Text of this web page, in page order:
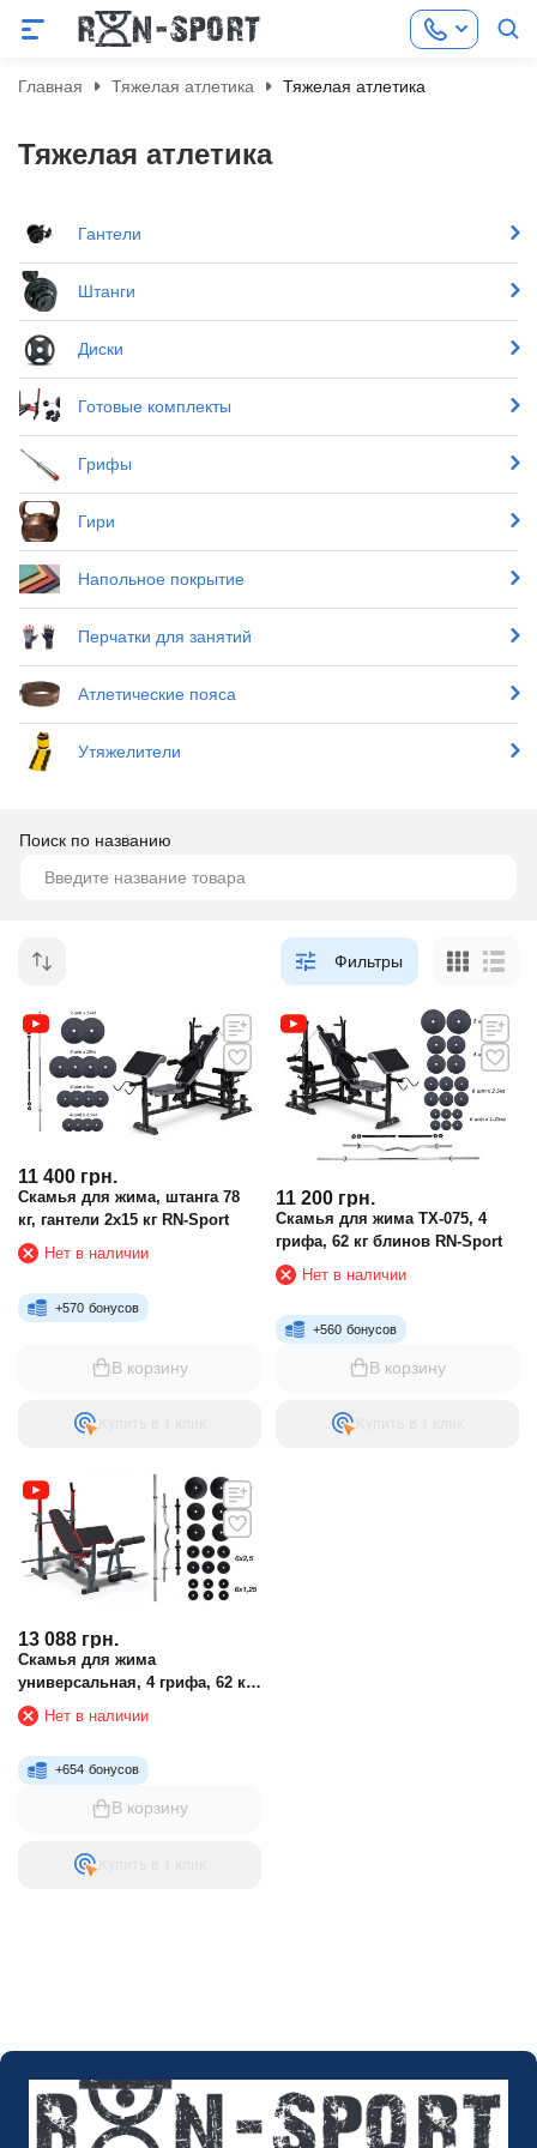
Главная Тяжелая атлетика Тяжелая атлетика
Тяжелая атлетика
Гантели
Штанги
Диски
Готовые комплекты
Грифы
Гири
Напольное покрытие
Перчатки для занятий
Атлетические пояса
Утяжелители
Поиск по названию
Фильтры
11 400 грн.
Скамья для жима, штанга 78
кг, гантели 2х15 кг RN-Sport
Нет в наличии
+570 бонусов
В корзину
Купить в 1 клик
11 200 грн.
Скамья для жима TX-075, 4
грифа, 62 кг блинов RN-Sport
Нет в наличии
+560 бонусов
В корзину
Купить в 1 клик
13 088 грн.
Скамья для жима
универсальная, 4 грифа, 62 кг
блинов RN-Sport
Нет в наличии
+654 бонусов
В корзину
Купить в 1 клик